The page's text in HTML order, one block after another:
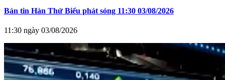
Bản tin Hàn Thử Biểu phát sóng 11:30 03/08/2026
11:30 ngày 03/08/2026